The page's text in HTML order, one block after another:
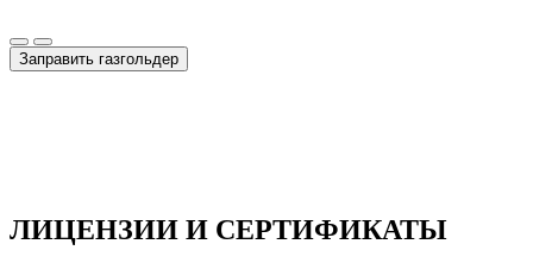
Заправить газгольдер
ЛИЦЕНЗИИ И СЕРТИФИКАТЫ